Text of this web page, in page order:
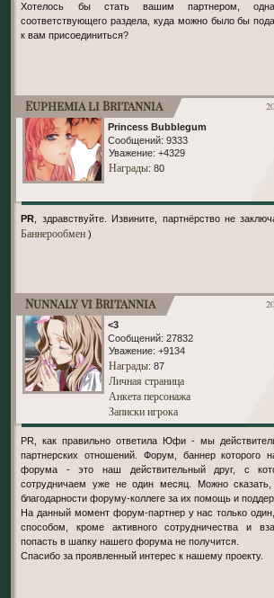
Хотелось бы стать вашим партнером,
соответствующего раздела, куда можно было бы
к вам присоединиться?
Euphemia li Britannia
Princess Bubblegum
Сообщений: 9333
Уважение: +4329
Награды: 80
PR , здравствуйте. Извините, партнёрство не
Баннерообмен )
Nunnaly vi Britannia
<3
Сообщений: 27832
Уважение: +9134
Награды: 87
Личная страница
Анкета персонажа
Записки игрока
PR, как правильно ответила Юфи - мы
партнерских отношений. Форум, баннер которого
форума - это наш действительный друг, с
сотрудничаем уже не один месяц. Можно
благодарности форуму-коллеге за их помощь и
На данный момент форум-партнер у нас только
способом, кроме активного сотрудничества и
попасть в шапку нашего форума не получится.
Спасибо за проявленный интерес к нашему проекту.